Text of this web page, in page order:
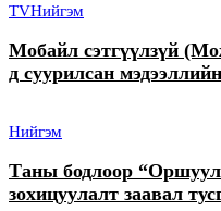
TVНийгэм
Мобайл сэтгүүлзүй
д суурилсан
Нийгэм
Таны бодлоор
зохицуулалт заавал